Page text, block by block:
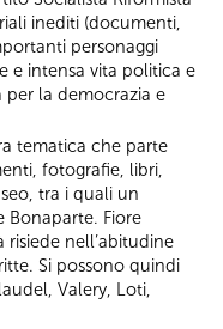
inediti (documenti,
personaggi
e intensa vita politica e
per la democrazia e
tematica che parte
fotografie, libri,
tra i quali un
Bonaparte. Fiore
nell’abitudine
Si possono quindi
Valery, Loti,